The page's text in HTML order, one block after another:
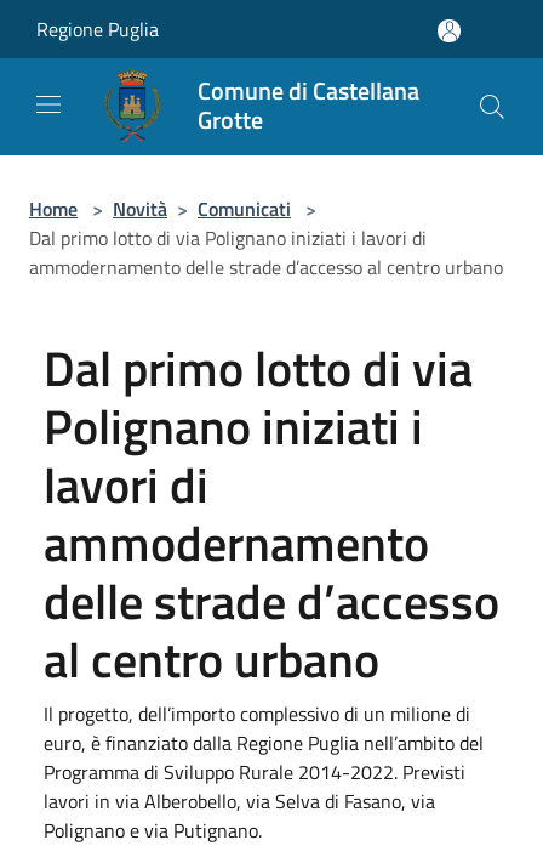
Regione Puglia
Comune di Castellana
Grotte
Home > Novità > Comunicati >
Dal primo lotto di via Polignano iniziati i lavori di
ammodernamento delle strade d’accesso al centro urbano
Dal primo lotto di via
Polignano iniziati i
lavori di
ammodernamento
delle strade d’accesso
al centro urbano
Il progetto, dell’importo complessivo di un milione di
euro, è finanziato dalla Regione Puglia nell’ambito del
Programma di Sviluppo Rurale 2014-2022. Previsti
lavori in via Alberobello, via Selva di Fasano, via
Polignano e via Putignano.